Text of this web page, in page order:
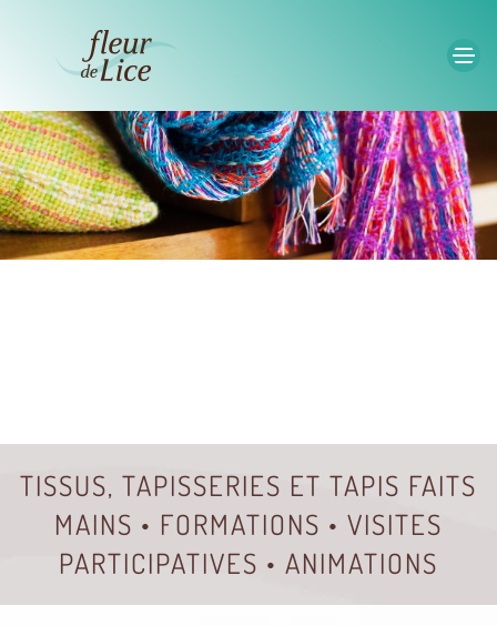
Accéder au contenu principal
TISSUS, TAPISSERIES ET TAPIS FAITS
MAINS • FORMATIONS • VISITES
PARTICIPATIVES • ANIMATIONS